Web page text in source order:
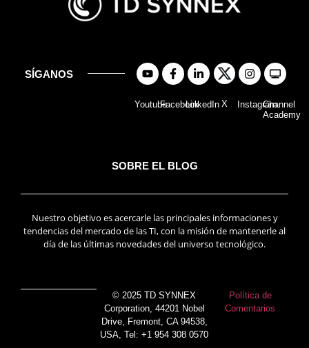
SÍGANOS
YoutubeFacebookLinkedIn X InstagramChannel
Academy
SOBRE EL BLOG
Nuestro objetivo es acercarle las principales informaciones y
tendencias del mercado de las TI, con la misión de mantenerle al
día de las últimas novedades del universo tecnológico.
© 2025 TD SYNNEX
Corporation, 44201 Nobel
Drive, Fremont, CA 94538,
USA, Tel: +1 954 308 0570
Política de
Comentarios